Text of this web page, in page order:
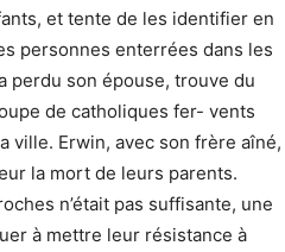
et tente de les identifier en
personnes enterrées dans les
perdu son épouse, trouve du
de catholiques fer- vents
ville. Erwin, avec son frère aîné,
la mort de leurs parents.
n’était pas suffisante, une
à mettre leur résistance à